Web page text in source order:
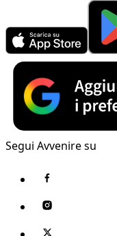
Segui Avvenire su